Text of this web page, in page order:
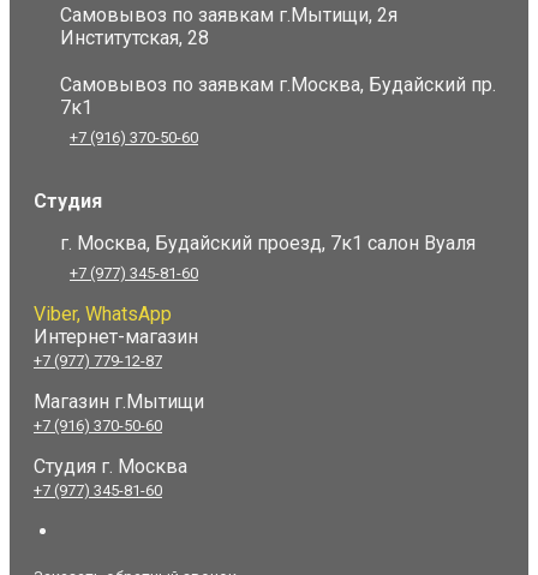
Самовывоз по заявкам г.Мытищи, 2я
Институтская, 28
Самовывоз по заявкам г.Москва, Будайский пр.
7к1
+7 (916) 370-50-60
Студия
г. Москва, Будайский проезд, 7к1 салон Вуаля
+7 (977) 345-81-60
Viber, WhatsApp
Интернет-магазин
+7 (977) 779-12-87
Магазин г.Мытищи
+7 (916) 370-50-60
Студия г. Москва
+7 (977) 345-81-60